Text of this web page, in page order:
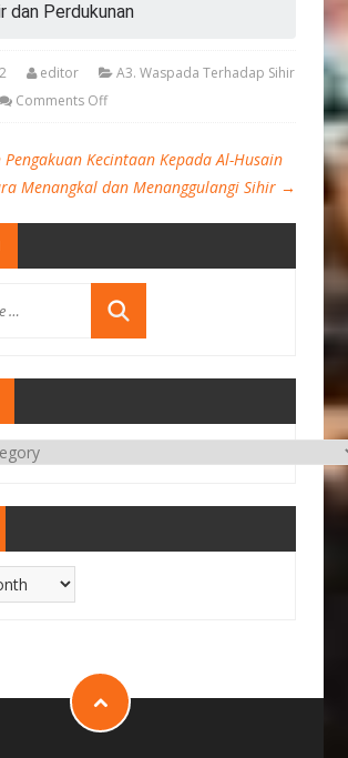
dan Perdukunan
editor
A3. Waspada Terhadap Sihir
Comments Off
Kecintaan Kepada Al-Husain
Menangkal dan Menanggulangi Sihir →